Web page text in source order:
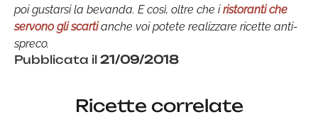
poi gustarsi la bevanda. E così, oltre che iristoranti che
servono gli scartianche voi potete realizzare ricette anti-
spreco.
Pubblicata il 21/09/2018
Ricette correlate